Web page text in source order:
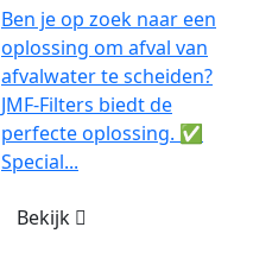
Ben je op zoek naar een
oplossing om afval van
afvalwater te scheiden?
JMF-Filters biedt de
perfecte oplossing. ✅
Special...
Bekijk